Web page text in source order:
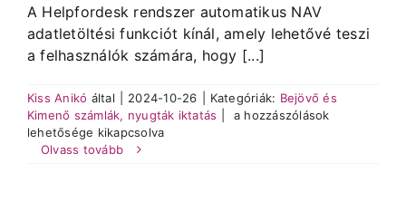
Regisztráció
Támogatás
A Helpfordesk rendszer automatikus NAV
adatletöltési funkciót kínál, amely lehetővé teszi
a felhasználók számára, hogy [...]
Kiss Anikó által 2024-10-26 Kategóriák: Bejövő és
Kimenő számlák, nyugták iktatás
Milyen
a hozzászólások
lehetősége kikapcsolva
Olvass tovább